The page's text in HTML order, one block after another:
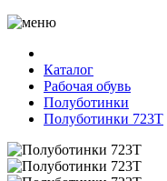
Каталог
Рабочая обувь
Полуботинки
Полуботинки 723Т